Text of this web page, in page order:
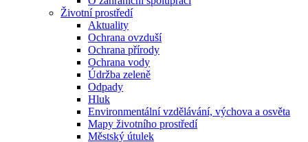
Životní prostředí
Aktuality
Ochrana ovzduší
Ochrana přírody
Ochrana vody
Údržba zeleně
Odpady
Hluk
Environmentální vzdělávání, výchova a osvěta
Mapy životního prostředí
Městský útulek